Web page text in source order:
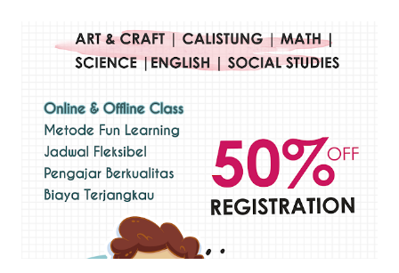
menggunakan bahan dasar cat air, cat akrilik, atau cat minyak dengan
sapuan warna cat yang tebal. Dengan memberikan sapuan warna
pelukis untuk menghasilkan lukisan yang mempesona dan tentunya
bernilai tinggi. Ciri teknik plakat Ciri-ciri teknik plakat, yaitu: Sapuan
warna yang kental dan tebal. Hasil lukisan menutupi seluruh bagian
medianya Mem...